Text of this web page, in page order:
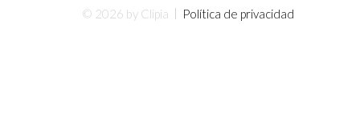
© 2026 by Clipia Política de privacidad